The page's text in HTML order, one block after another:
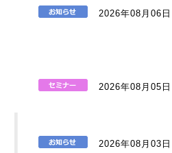
2026年08月06日
2026年08月05日
2026年08月03日